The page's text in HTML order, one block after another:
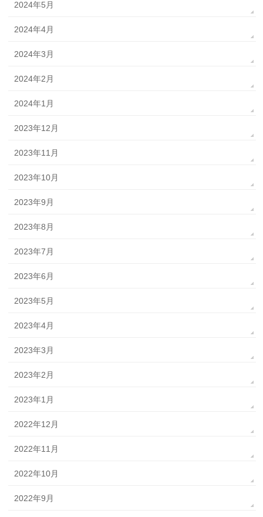
2024年5月
2024年4月
2024年3月
2024年2月
2024年1月
2023年12月
2023年11月
2023年10月
2023年9月
2023年8月
2023年7月
2023年6月
2023年5月
2023年4月
2023年3月
2023年2月
2023年1月
2022年12月
2022年11月
2022年10月
2022年9月